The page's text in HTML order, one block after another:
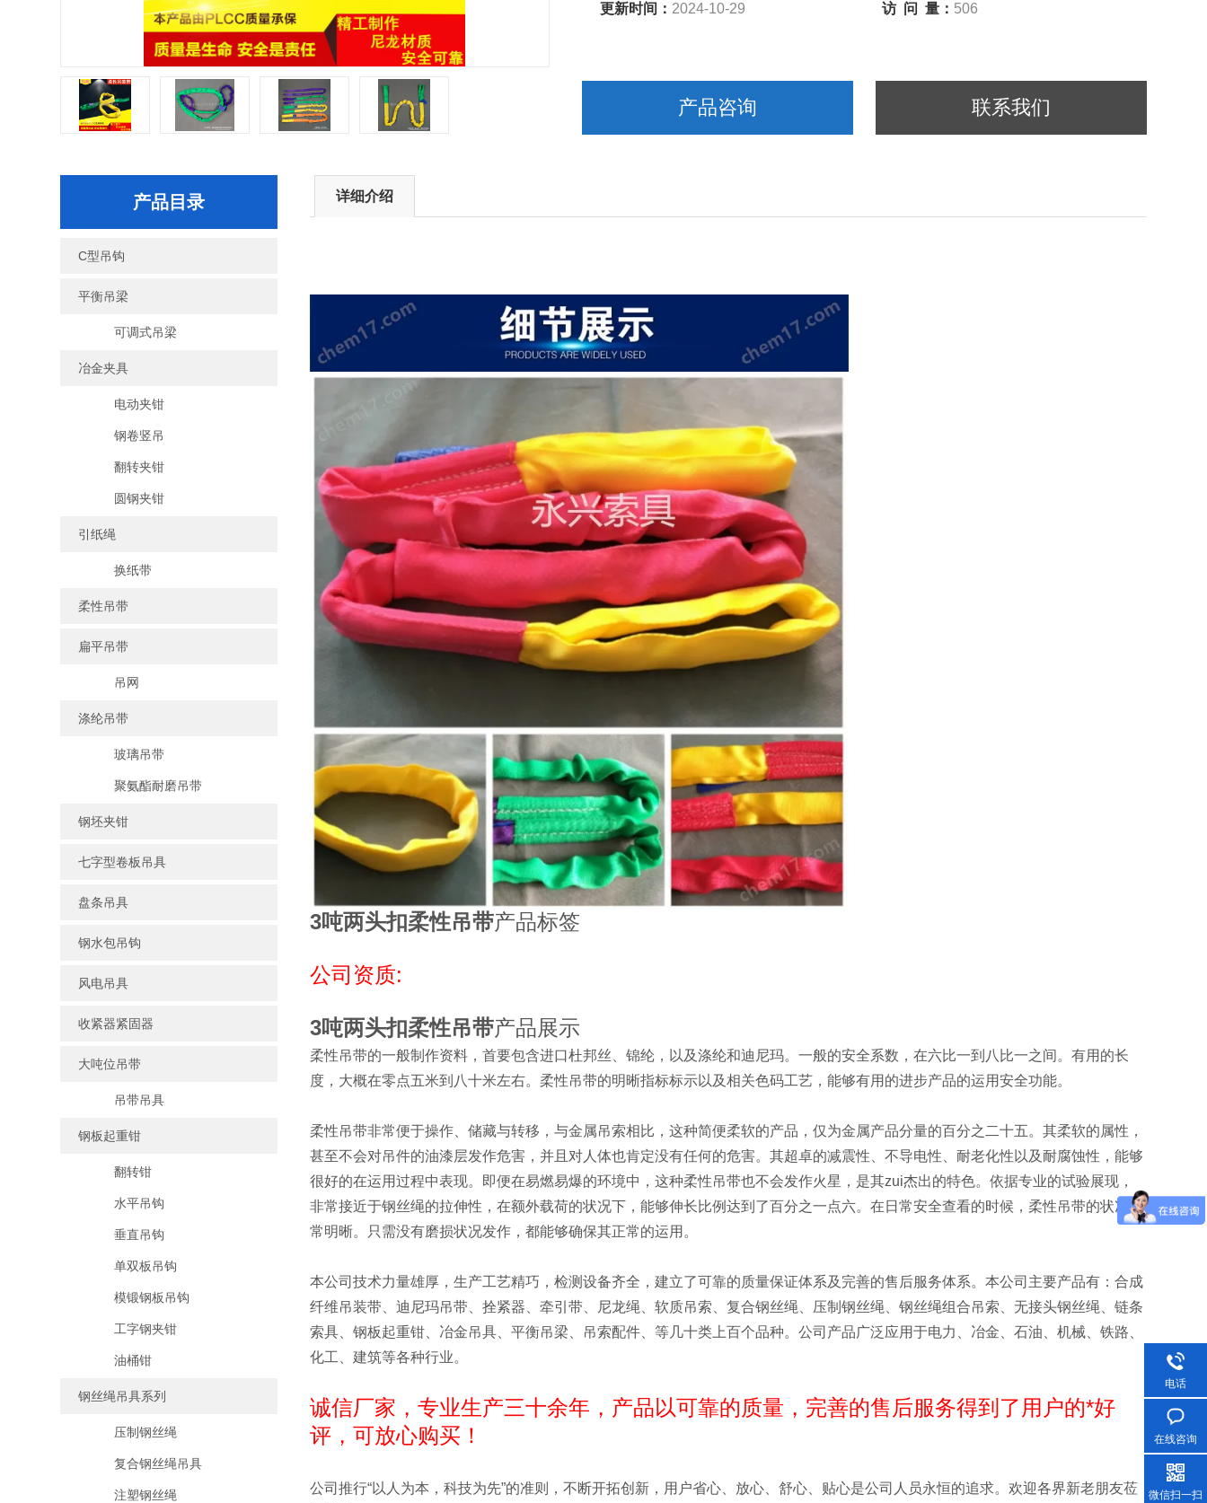
更新时间： 2024-10-29 访 问 量： 506
产品咨询 联系我们
产品目录
C型吊钩
平衡吊梁
可调式吊梁
冶金夹具
电动夹钳
钢卷竖吊
翻转夹钳
圆钢夹钳
引纸绳
换纸带
柔性吊带
扁平吊带
吊网
涤纶吊带
玻璃吊带
聚氨酯耐磨吊带
钢坯夹钳
七字型卷板吊具
盘条吊具
钢水包吊钩
风电吊具
收紧器紧固器
大吨位吊带
吊带吊具
钢板起重钳
翻转钳
水平吊钩
垂直吊钩
单双板吊钩
模锻钢板吊钩
工字钢夹钳
油桶钳
钢丝绳吊具系列
压制钢丝绳
复合钢丝绳吊具
注塑钢丝绳
详细介绍
3吨两头扣柔性吊带产品标签
公司资质:
3吨两头扣柔性吊带产品展示
柔性吊带的一般制作资料，首要包含进口杜邦丝、锦纶，以及涤纶和迪尼玛。一般的安全系数，在六比一到八比一之间。有用的长
度，大概在零点五米到八十米左右。柔性吊带的明晰指标标示以及相关色码工艺，能够有用的进步产品的运用安全功能。
柔性吊带非常便于操作、储藏与转移，与金属吊索相比，这种简便柔软的产品，仅为金属产品分量的百分之二十五。其柔软的属性，
甚至不会对吊件的油漆层发作危害，并且对人体也肯定没有任何的危害。其超卓的减震性、不导电性、耐老化性以及耐腐蚀性，能够
很好的在运用过程中表现。即便在易燃易爆的环境中，这种柔性吊带也不会发作火星，是其zui杰出的特色。依据专业的试验展现，
非常接近于钢丝绳的拉伸性，在额外载荷的状况下，能够伸长比例达到了百分之一点六。在日常安全查看的时候，柔性吊带的状况非
常明晰。只需没有磨损状况发作，都能够确保其正常的运用。
本公司技术力量雄厚，生产工艺精巧，检测设备齐全，建立了可靠的质量保证体系及完善的售后服务体系。本公司主要产品有：合成
纤维吊装带、迪尼玛吊带、拴紧器、牵引带、尼龙绳、软质吊索、复合钢丝绳、压制钢丝绳、钢丝绳组合吊索、无接头钢丝绳、链条
索具、钢板起重钳、冶金吊具、平衡吊梁、吊索配件、等几十类上百个品种。公司产品广泛应用于电力、冶金、石油、机械、铁路、
化工、建筑等各种行业。
诚信厂家，专业生产三十余年，产品以可靠的质量，完善的售后服务得到了用户的*好
评，可放心购买！
公司推行“以人为本，科技为先”的准则，不断开拓创新，用户省心、放心、舒心、贴心是公司人员永恒的追求。欢迎各界新老朋友莅
电话
在线咨询
微信扫一扫